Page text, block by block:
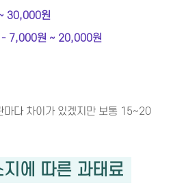
30,000원
- 7,000원 ~ 20,000원
마다 차이가 있겠지만 보통 15~20
에 따른 과태료